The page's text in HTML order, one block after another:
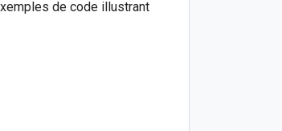
de code illustrant